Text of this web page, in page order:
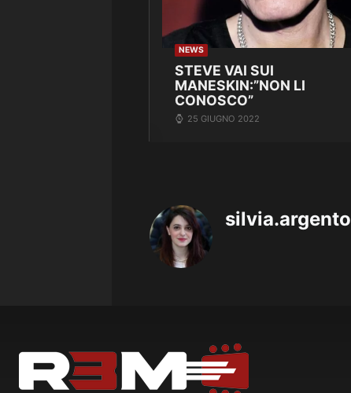
NEWS
STEVE VAI SUI
MANESKIN:”NON LI
CONOSCO”
25 GIUGNO 2022
silvia.argento